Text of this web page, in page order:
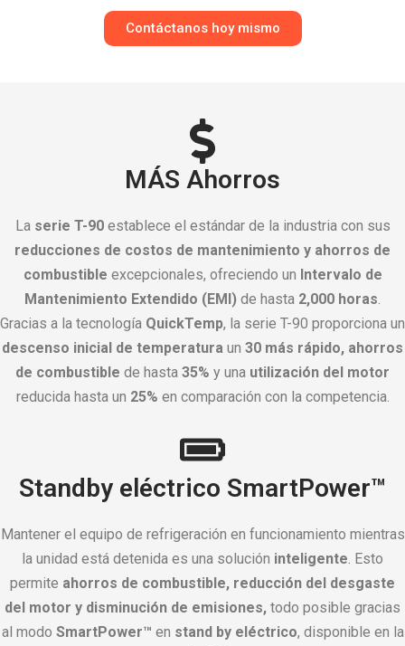
Contáctanos hoy mismo
MÁS Ahorros
La serie T-90establece el estándar de la industria con sus
reducciones de costos de mantenimiento y ahorros de
combustible excepcionales, ofreciendo un Intervalo de
Mantenimiento Extendido (EMI) de hasta 2,000 horas.
Gracias a la tecnología QuickTemp, la serie T-90 proporciona un
descenso inicial de temperatura un 30 más rápido, ahorros
de combustible de hasta 35% y una utilización del motor
reducida hasta un 25% en comparación con la competencia.
Standby eléctrico SmartPower™
Mantener el equipo de refrigeración en funcionamiento mientras
la unidad está detenida es una solución inteligente. Esto
permite ahorros de combustible, reducción del desgaste
del motor y disminución de emisiones, todo posible gracias
al modo SmartPower™ en stand by eléctrico, disponible en la